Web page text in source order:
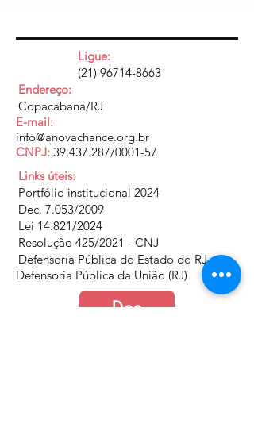
Ligue:
(21) 96714-8663
Endereço:
Copacabana/RJ
E-mail:
info@anovachance.org.br
CNPJ: 39.437.287/0001-57
Links úteis:
Portfólio institucional 2024
Dec. 7.053/2009
Lei 14.821/2024
Resolução 425/2021 - CNJ
Defensoria Pública do Estado do RJ
Defensoria Pública da União (RJ)
Doe